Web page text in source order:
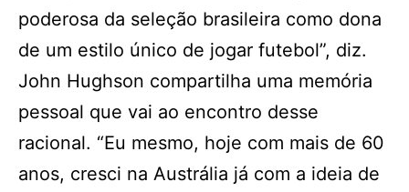
poderosa da seleção brasileira como dona
de um estilo único de jogar futebol”, diz.
John Hughson compartilha uma memória
pessoal que vai ao encontro desse
racional. “Eu mesmo, hoje com mais de 60
anos, cresci na Austrália já com a ideia de